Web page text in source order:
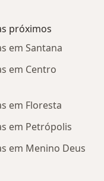
próximos
em Santana
em Centro
em Floresta
em Petrópolis
em Menino Deus